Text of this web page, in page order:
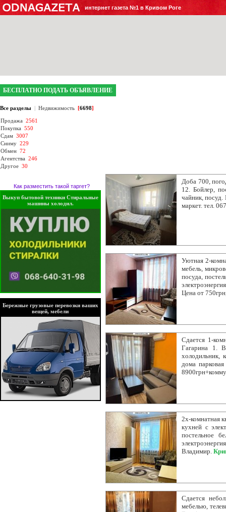
интернет газета №1 в Кривом Роге
БЕСПЛАТНО ПОДАТЬ ОБЪЯВЛЕНИЕ
Все разделы | Недвижимость [6698]
Продажа 2561
Покупка 550
Сдам 3007
Сниму 229
Обмен 72
Агентства 246
Другое 30
Как разместить такой таргет?
Выкуп бытовой техники Стиральные
машины холодил.
Бережные грузовые перевозки ваших
вещей, мебели
Доба 700,
12. Бойлер,
чайник, посуд.
маркет. тел.
Уютная 2-
мебель,
посуда,
Цена от
Сдается 1-
Гагарина 1. В
холодильник,
дома
2х-комнатная
кухней с
постельное
Владимир.
Сдается
мебелью,